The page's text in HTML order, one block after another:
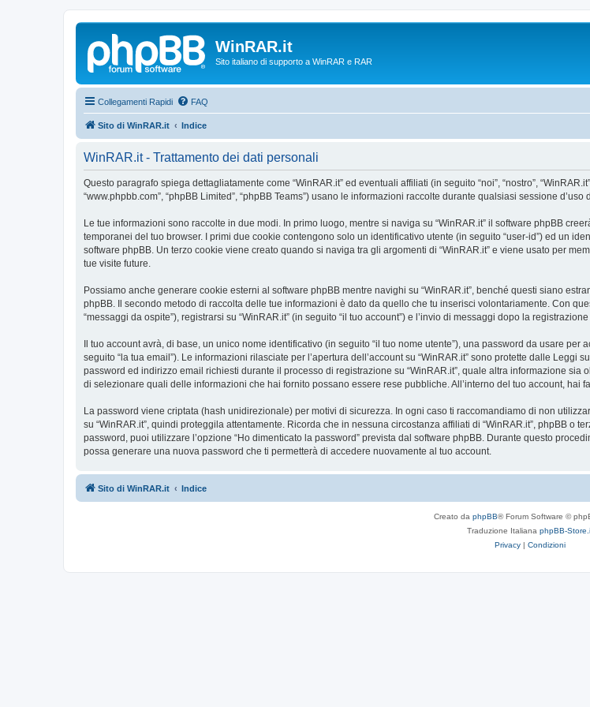
WinRAR.it
Sito italiano di supporto a WinRAR e RAR
Collegamenti Rapidi FAQ
Sito di WinRAR.it Indice
WinRAR.it - Trattamento dei dati personali
Questo paragrafo spiega dettagliatamente come “WinRAR.it” ed eventuali affiliati (in seguito “noi”, “nostro”,
“www.phpbb.com”, “phpBB Limited”, “phpBB Teams”) usano le informazioni raccolte durante qualsiasi sessione d’uso
Le tue informazioni sono raccolte in due modi. In primo luogo, mentre si naviga su “WinRAR.it” il software phpBB
temporanei del tuo browser. I primi due cookie contengono solo un identificativo utente (in seguito “user-id”) ed un
software phpBB. Un terzo cookie viene creato quando si naviga tra gli argomenti di “WinRAR.it” e viene usato per
tue visite future.
Possiamo anche generare cookie esterni al software phpBB mentre navighi su “WinRAR.it”, benché questi siano
phpBB. Il secondo metodo di raccolta delle tue informazioni è dato da quello che tu inserisci volontariamente. Con
“messaggi da ospite”), registrarsi su “WinRAR.it” (in seguito “il tuo account”) e l’invio di messaggi dopo la
Il tuo account avrà, di base, un unico nome identificativo (in seguito “il tuo nome utente”), una password da usare
seguito “la tua email”). Le informazioni rilasciate per l’apertura dell’account su “WinRAR.it” sono protette dalle
password ed indirizzo email richiesti durante il processo di registrazione su “WinRAR.it”, quale altra informazione
di selezionare quali delle informazioni che hai fornito possano essere rese pubbliche. All’interno del tuo account, hai
La password viene criptata (hash unidirezionale) per motivi di sicurezza. In ogni caso ti raccomandiamo di non
su “WinRAR.it”, quindi proteggila attentamente. Ricorda che in nessuna circostanza affiliati di “WinRAR.it”, phpBB o
password, puoi utilizzare l’opzione “Ho dimenticato la password” prevista dal software phpBB. Durante questo
possa generare una nuova password che ti permetterà di accedere nuovamente al tuo account.
Sito di WinRAR.it Indice
Creato da phpBB® Forum Software ©
Traduzione Italiana phpBB-
Privacy | Condizioni